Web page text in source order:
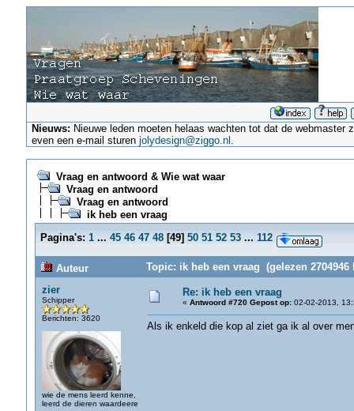
Nieuws: Nieuwe leden moeten helaas wachten tot dat de
even een e-mail sturenjolydesign@ziggo.nl .
Vraag en antwoord & Wie wat waar
Vraag en antwoord
Vraag en antwoord
ik heb een vraag
Pagina's: 1 ... 45 46 47 48[49] 50 51 52 53 ... 112
Auteur
Topic: ik heb een vraag (gelezen 2704946
zier
Schipper
Berichten: 3620
wie de mens leerd kenne,
leerd de dieren waardeere
Re: ik heb een vraag
« Antwoord #720 Gepost op:02-02-2013,
Als ik enkeld die kop al ziet ga ik al over